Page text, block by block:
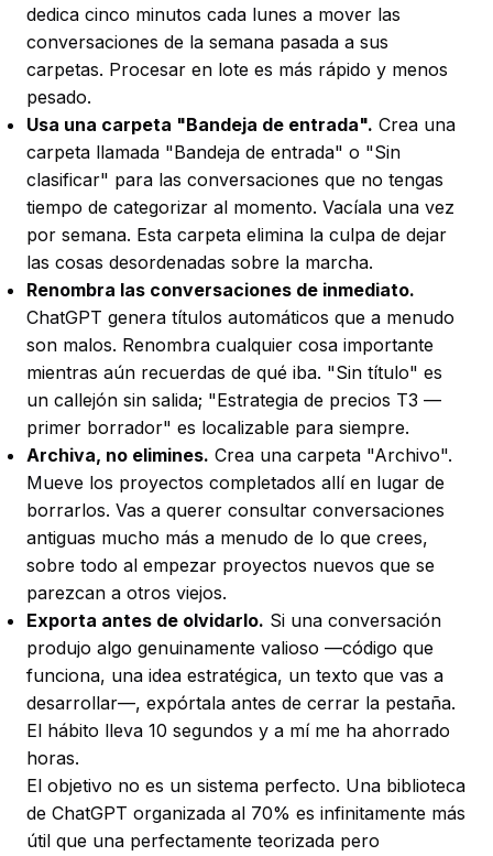
dedica cinco minutos cada lunes a mover las
conversaciones de la semana pasada a sus
carpetas. Procesar en lote es más rápido y menos
pesado.
Usa una carpeta "Bandeja de entrada". Crea una
carpeta llamada "Bandeja de entrada" o "Sin
clasificar" para las conversaciones que no tengas
tiempo de categorizar al momento. Vacíala una vez
por semana. Esta carpeta elimina la culpa de dejar
las cosas desordenadas sobre la marcha.
Renombra las conversaciones de inmediato.
ChatGPT genera títulos automáticos que a menudo
son malos. Renombra cualquier cosa importante
mientras aún recuerdas de qué iba. "Sin título" es
un callejón sin salida; "Estrategia de precios T3 —
primer borrador" es localizable para siempre.
Archiva, no elimines. Crea una carpeta "Archivo".
Mueve los proyectos completados allí en lugar de
borrarlos. Vas a querer consultar conversaciones
antiguas mucho más a menudo de lo que crees,
sobre todo al empezar proyectos nuevos que se
parezcan a otros viejos.
Exporta antes de olvidarlo. Si una conversación
produjo algo genuinamente valioso —código que
funciona, una idea estratégica, un texto que vas a
desarrollar—, expórtala antes de cerrar la pestaña.
El hábito lleva 10 segundos y a mí me ha ahorrado
horas.
El objetivo no es un sistema perfecto. Una biblioteca
de ChatGPT organizada al 70% es infinitamente más
útil que una perfectamente teorizada pero